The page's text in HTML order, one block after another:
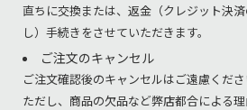
直ちに交換または、返金（クレジット決
し）手続きをさせていただきます。
ご注文のキャンセル
ご注文確認後のキャンセルはご遠慮くださ
ただし、商品の欠品など弊店都合による